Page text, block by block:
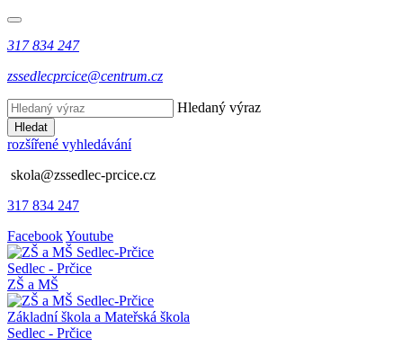
317 834 247
zssedlecprcice@centrum.cz
Hledaný výraz
Hledat
rozšířené vyhledávání
skola@zssedlec-prcice.cz
317 834 247
FacebookYoutube
Sedlec - Prčice
ZŠ a MŠ
Základní škola a Mateřská škola
Sedlec - Prčice